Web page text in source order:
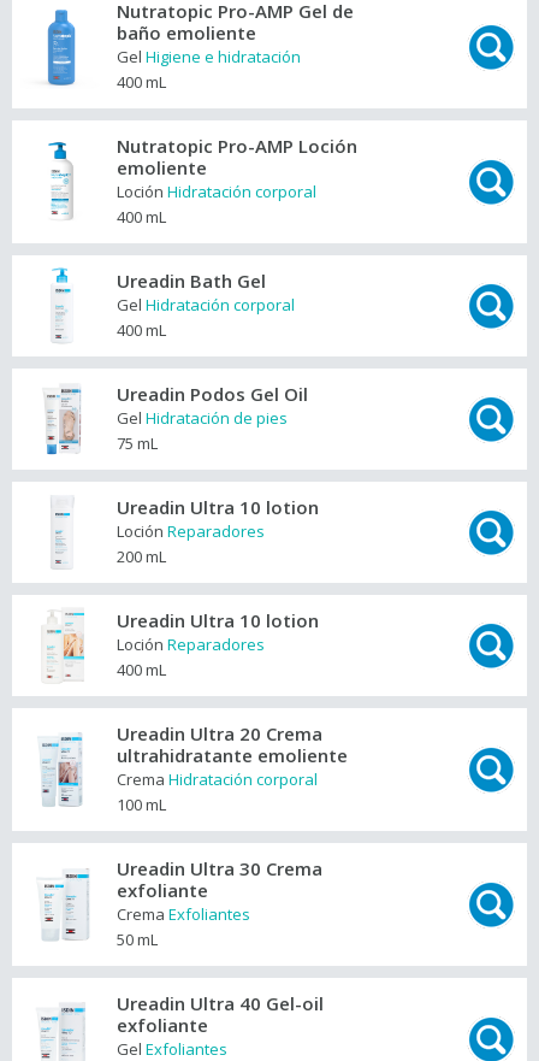
Nutratopic Pro-AMP Gel de
baño emoliente
Gel Higiene e hidratación
400 mL
Nutratopic Pro-AMP Loción
emoliente
Loción Hidratación corporal
400 mL
Ureadin Bath Gel
Gel Hidratación corporal
400 mL
Ureadin Podos Gel Oil
Gel Hidratación de pies
75 mL
Ureadin Ultra 10 lotion
Loción Reparadores
200 mL
Ureadin Ultra 10 lotion
Loción Reparadores
400 mL
Ureadin Ultra 20 Crema
ultrahidratante emoliente
Crema Hidratación corporal
100 mL
Ureadin Ultra 30 Crema
exfoliante
Crema Exfoliantes
50 mL
Ureadin Ultra 40 Gel-oil
exfoliante
Gel Exfoliantes